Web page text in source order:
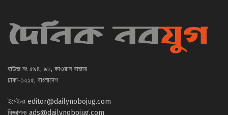
হাউজ নং ৫৯৪, ৯৮, কাওরান বাজার
ঢাকা-১২১৫, বাংলাদেশ
ইমেইলঃ editor@dailynobojug.com
বিজ্ঞাপনঃ ads@dailynobojug.com